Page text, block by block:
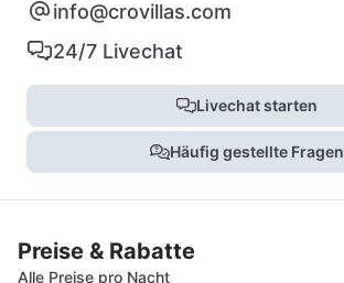
info@crovillas.com
24/7 Livechat
Livechat starten
Häufig gestellte Fragen
Preise & Rabatte
Alle Preise pro Nacht